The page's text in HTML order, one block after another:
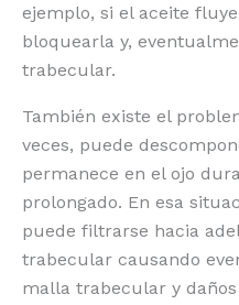
ejemplo, si el aceite
bloquearla y,
trabecular.
También existe el
veces, puede
permanece en el ojo
prolongado. En esa
puede filtrarse hacia
trabecular causando
malla trabecular y